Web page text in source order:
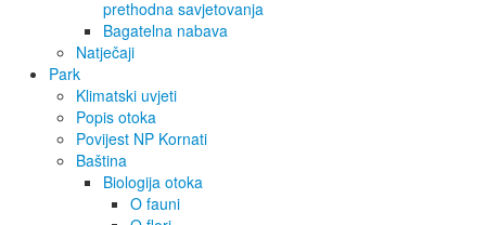
prethodna savjetovanja
Bagatelna nabava
Natječaji
Park
Klimatski uvjeti
Popis otoka
Povijest NP Kornati
Baština
Biologija otoka
O fauni